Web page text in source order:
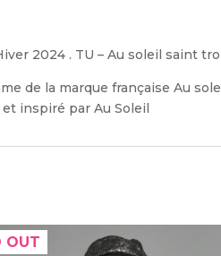
2024 . TU – Au soleil saint
de la marque française Au
inspiré par Au Soleil
OUT